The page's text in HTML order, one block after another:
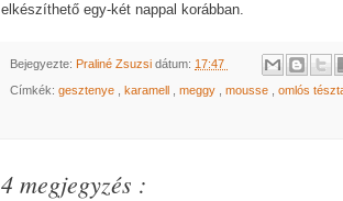
elkészíthető egy-két nappal korábban.
Bejegyezte: Praliné Zsuzsi dátum: 17:47
Címkék: gesztenye karamell meggy mousse omlós
4 megjegyzés :